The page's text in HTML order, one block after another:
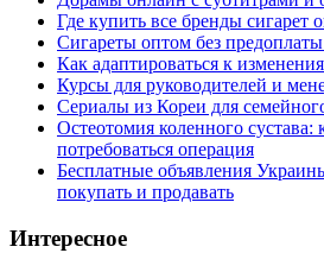
Где купить все бренды сигарет
Сигареты оптом без
Как адаптироваться к
Курсы для руководителей и
Сериалы из Кореи для
Остеотомия коленного сустава:
потребоваться операция
Бесплатные объявления
покупать и продавать
Интересное